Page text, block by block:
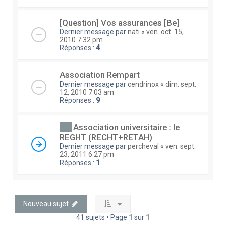
[Question] Vos assurances [Be]
Dernier message parnati « ven. oct. 15,
2010 7:32 pm
Réponses : 4
Association Rempart
Dernier message parcendrinox « dim. sept.
12, 2010 7:03 am
Réponses : 9
Association universitaire : le
REGHT (RECHT+RETAH)
Dernier message parpercheval « ven. sept.
23, 2011 6:27 pm
Réponses : 1
Nouveau sujet
41 sujets • Page 1 sur 1